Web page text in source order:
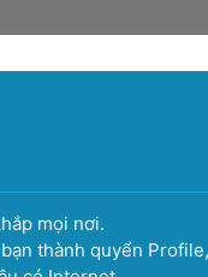
mọi nơi.
thành quyển